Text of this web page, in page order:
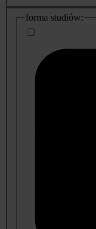
dodatkowe
informacje
forma studiów: